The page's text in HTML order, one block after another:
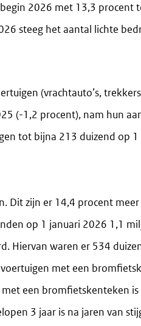
2026 met 13,3 procent
steeg het aantal lichte
(vrachtauto’s,
(-1,2 procent), nam hun
tot bijna 213 duizend op
Dit zijn er 14,4 procent
op 1 januari 2026 1,1
Hiervan waren er 534
met een
een bromfietskenteken is
3 jaar is na jaren van